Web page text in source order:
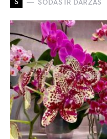
S SODAS IR DARŽAS